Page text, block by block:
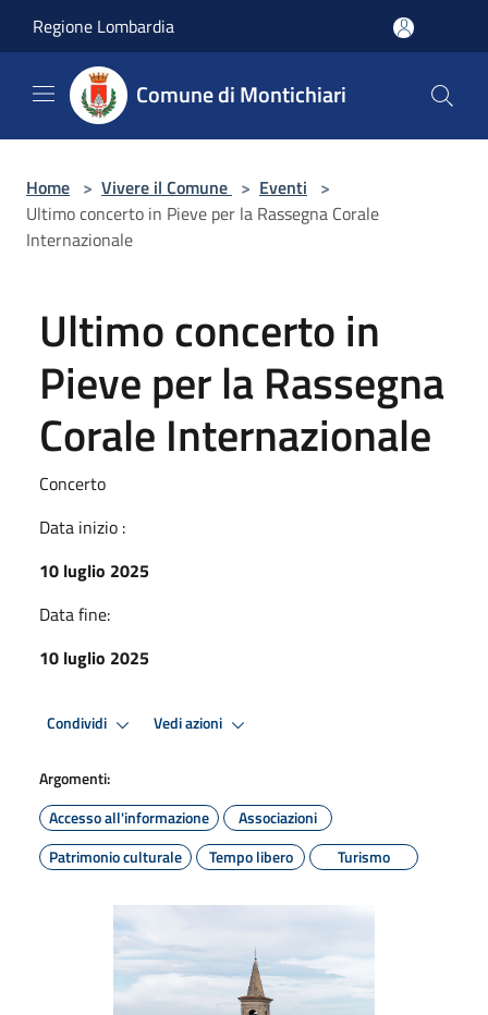
Regione Lombardia
Comune di Montichiari
Home > Vivere il Comune > Eventi >
Ultimo concerto in Pieve per la Rassegna Corale
Internazionale
Ultimo concerto in
Pieve per la Rassegna
Corale Internazionale
Concerto
Data inizio :
10 luglio 2025
Data fine:
10 luglio 2025
Condividi Vedi azioni
Argomenti:
Accesso all'informazione
Associazioni
Patrimonio culturale
Tempo libero Turismo